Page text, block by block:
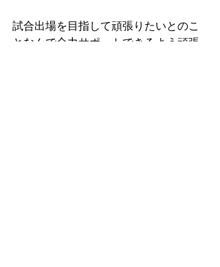
試合出場を目指して頑張りたいとのこ
となんで全力サポートできるよう頑張